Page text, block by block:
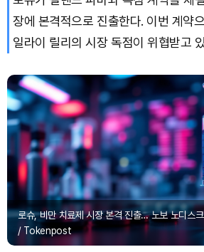
장에 본격적으로 진출한다. 이번 계약
일라이 릴리의 시장 독점이 위협받고
로슈, 비만 치료제 시장 본격 진출… 노보 노디스
/ Tokenpost